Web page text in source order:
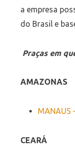
a empresa
do Brasil e
Praças em
AMAZONAS
MANAUS
CEARÁ